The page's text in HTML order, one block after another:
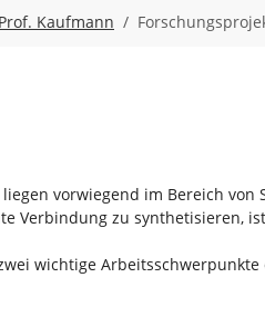
Kaufmann
vorwiegend im Bereich
Verbindung zu synthetisieren,
wichtige Arbeitsschwerpunkte